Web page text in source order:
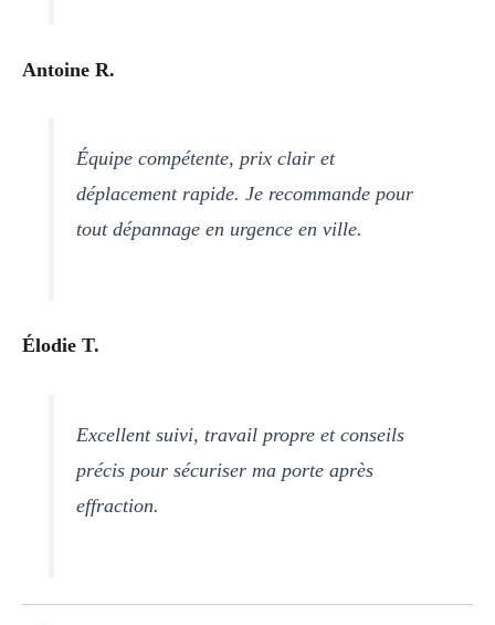
Antoine R.
Équipe compétente, prix clair et
déplacement rapide. Je recommande pour
tout dépannage en urgence en ville.
Élodie T.
Excellent suivi, travail propre et conseils
précis pour sécuriser ma porte après
effraction.